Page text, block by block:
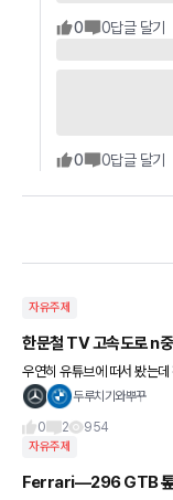
0 0답글 달기
0 0답글 달기
자유주제
한문철 TV 고속도로 n
우연히 유튜브에 떠서 봤는
긴 하는데 정말 언제 어디서나 운전
두루치기와뿌꾸
0
2 954
자유주제
Ferrari—296 GTB 톺